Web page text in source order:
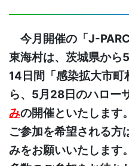
今月開催の「J-
東海村は、茨城県か
14日間「感染拡大市
ら、5月28日のハロー
みの開催といたします。
ご参加を希望される方
みをお願いいたします。